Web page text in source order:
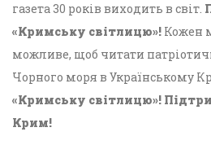
газета 30 років виходить в світ.
«Кримську світлицю»! Кожен
можливе, щоб читати
Чорного моря в Українському
«Кримську світлицю»!
Крим!